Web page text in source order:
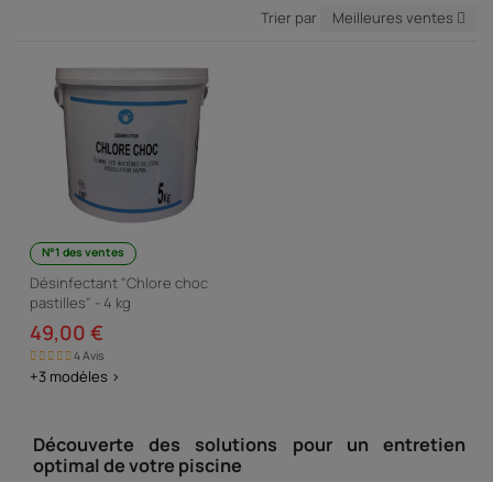
Trier par Meilleures ventes
N°1 des ventes
Désinfectant "Chlore choc
pastilles" - 4 kg
49,00 €
4 Avis
+3 modèles >
Découverte des solutions pour un entretien
optimalde votre piscine